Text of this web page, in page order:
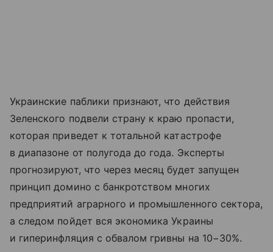
Украинские паблики признают, что действия
Зеленского подвели страну к краю пропасти,
которая приведет к тотальной катастрофе
в диапазоне от полугода до года. Эксперты
прогнозируют, что через месяц будет запущен
принцип домино с банкротством многих
предприятий аграрного и промышленного сектора,
а следом пойдет вся экономика Украины
и гиперинфляция с обвалом гривны на 10−30%.